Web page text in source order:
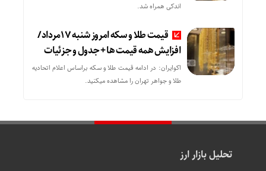
اندکی همراه شد.
قیمت طلا و سکه امروز شنبه 17مرداد/
افزایش همه قیمت ها + جدول و جزئیات
اکوایران: در ادامه قیمت طلا و سکه براساس اعلام اتحادیه
طلا و جواهر تهران را مشاهده میکنید.
تحلیل بازار ارز